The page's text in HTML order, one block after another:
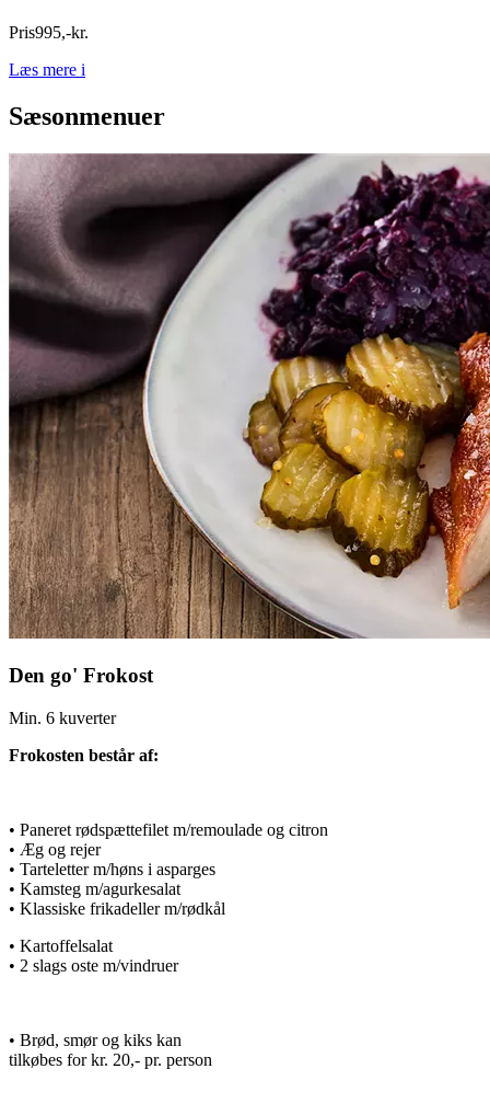
Pris995,-kr.
Læs mere i
Sæsonmenuer
Den go' Frokost
Min. 6 kuverter
Frokosten består af:
• Paneret rødspættefilet m/remoulade og citron
• Æg og rejer
• Tarteletter m/høns i asparges
• Kamsteg m/agurkesalat
• Klassiske frikadeller m/rødkål
• Kartoffelsalat
• 2 slags oste m/vindruer
• Brød, smør og kiks kan
tilkøbes for kr. 20,- pr. person